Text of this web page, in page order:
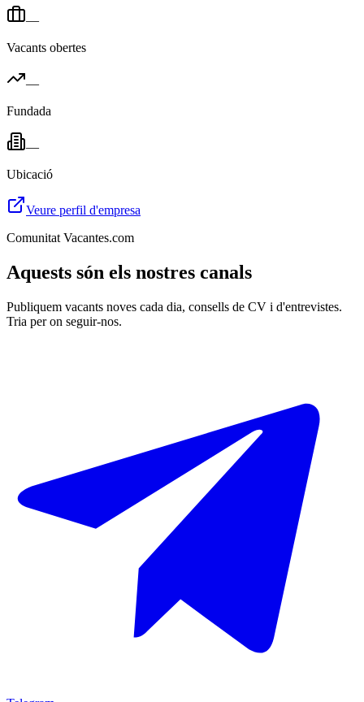
—
Vacants obertes
—
Fundada
—
Ubicació
Veure perfil d'empresa
Comunitat Vacantes.com
Aquests són els nostres canals
Publiquem vacants noves cada dia, consells de CV i d'entrevistes.
Tria per on seguir-nos.